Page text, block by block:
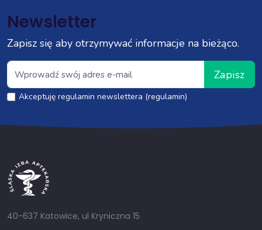
Newsletter
Zapisz się aby otrzymywać informacje na bieżąco.
Zapisz
Akceptuję regulamin newslettera (regulamin)
40-637 Katowice, ul Kryniczna 15